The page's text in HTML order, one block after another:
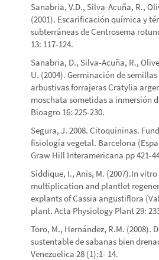
Sanabria, V.D., Silva-Acuña, R.,
(2001). Escarificación química y
subterráneas de Centrosema
13: 117-124.
Sanabria, D., Silva-Acuña, R.,
U. (2004). Germinación de
arbustivas forrajeras Cratylia
moschata sometidas a inmersión
Bioagro 16: 225-230.
Segura, J. 2008. Citoquininas.
fisiología vegetal. Barcelona
Graw Hill Interamericana pp 421-
Siddique, I., Anis, M. (2007).In
multiplication and plantlet
explants of Cassia angustiflora
plant. Acta Physiology Plant 29:
Toro, M., Hernández, R.M. (2008).
sustentable de sabanas bien
Venezuelica 28 (1):1- 14.